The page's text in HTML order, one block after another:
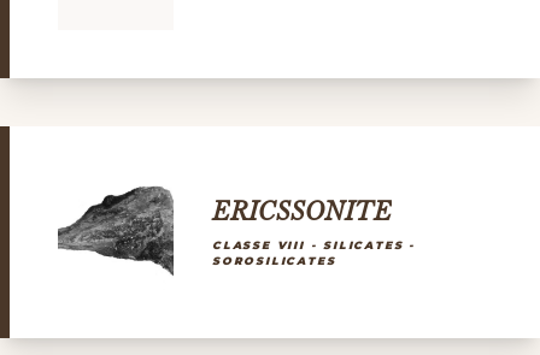
ERICSSONITE
CLASSE VIII - SILICATES -
SOROSILICATES